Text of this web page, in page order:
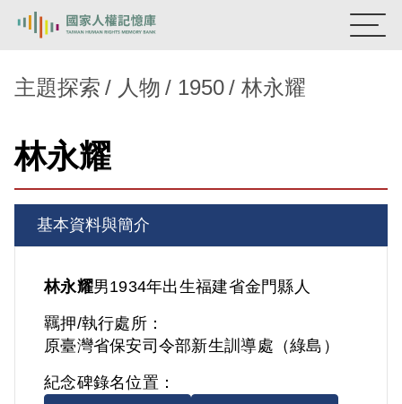
新生訓導處
主題探索
背景知識
關於我們
意見信箱
主題探索 人物 1950 林永耀
林永耀
基本資料與簡介
林永耀男1934年出生福建省金門縣人
羈押/執行處所：
原臺灣省保安司令部新生訓導處（綠島）
紀念碑錄名位置：